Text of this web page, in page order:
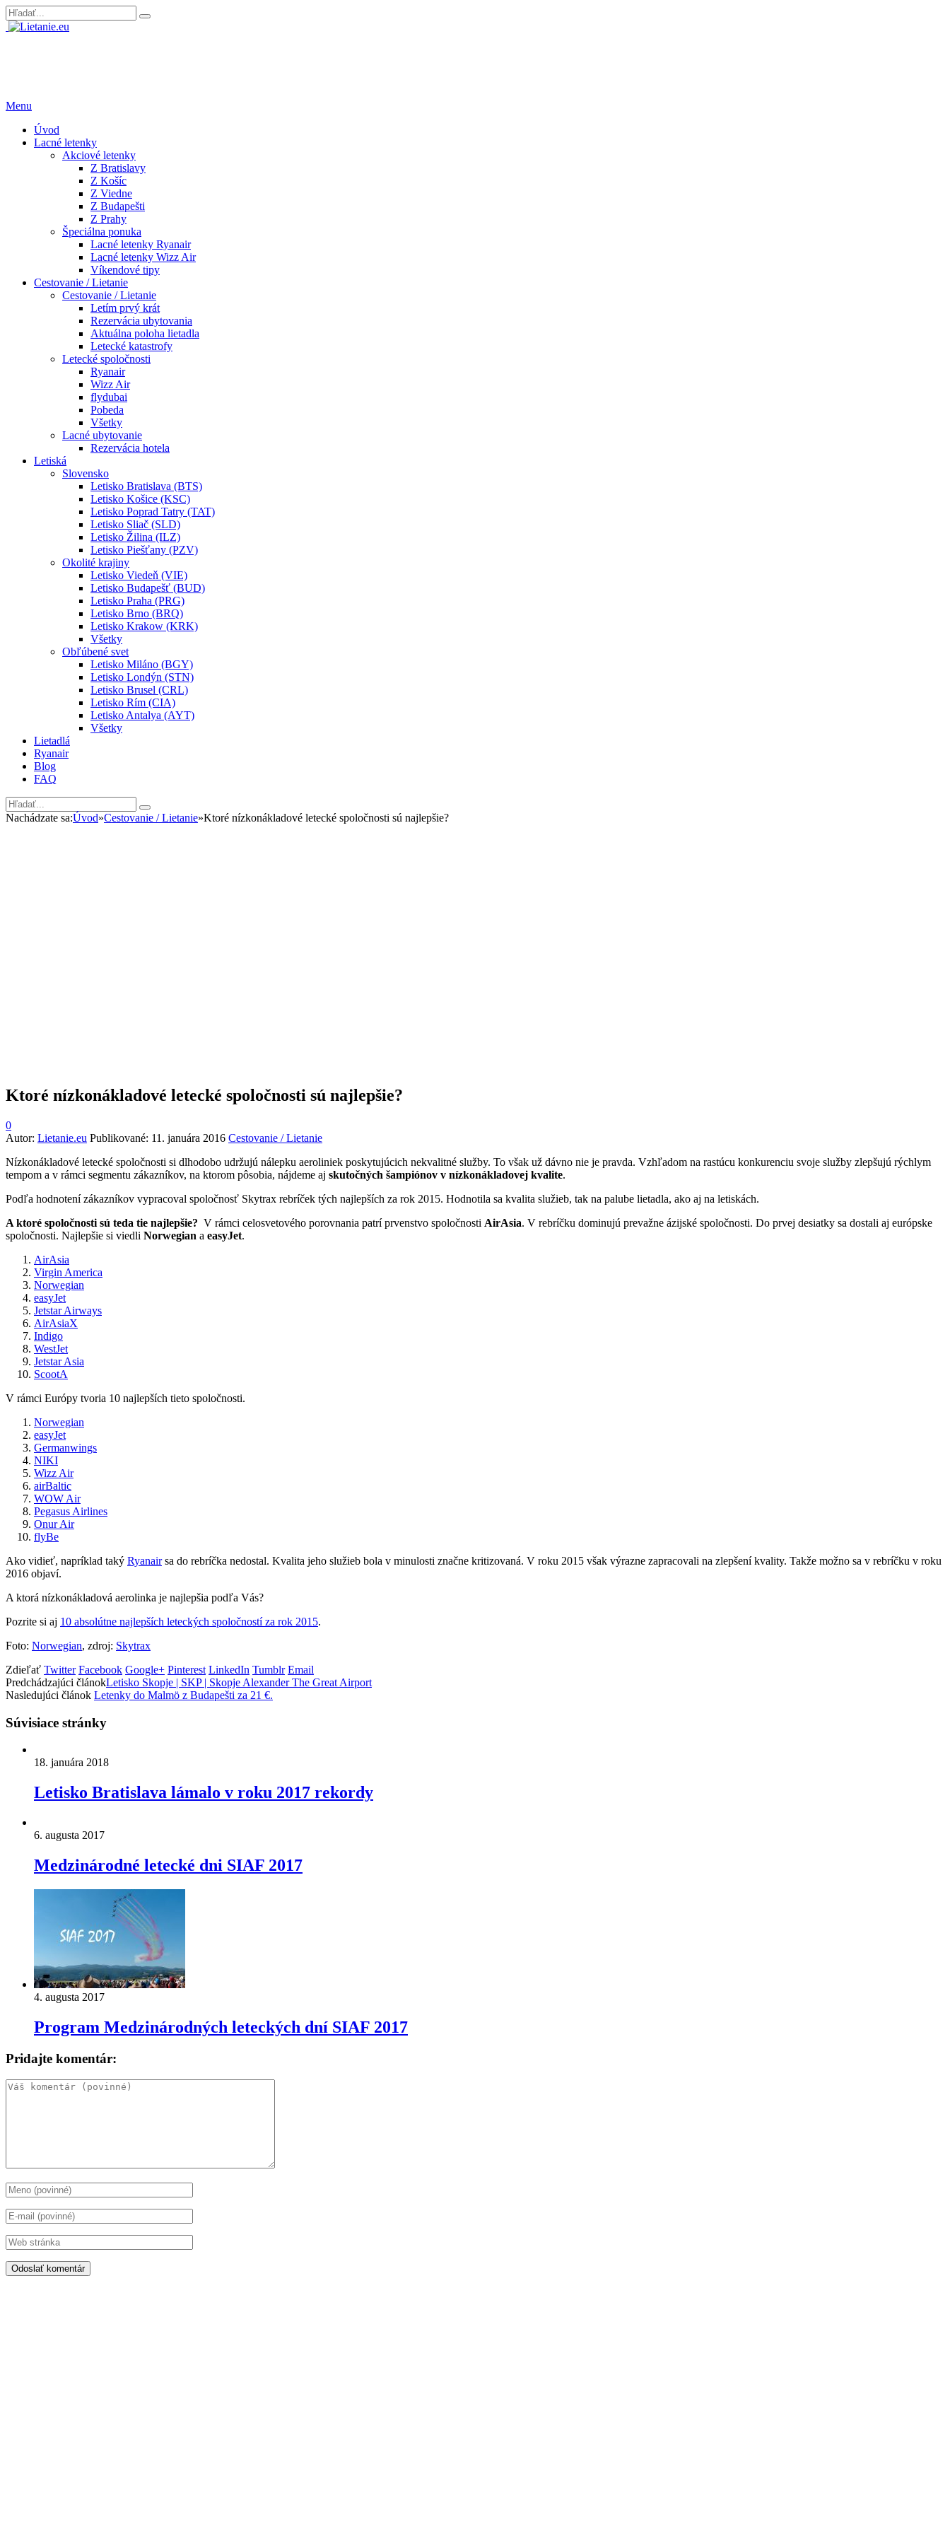
Menu
Úvod
Lacné letenky
Akciové letenky
Z Bratislavy
Z Košíc
Z Viedne
Z Budapešti
Z Prahy
Špeciálna ponuka
Lacné letenky Ryanair
Lacné letenky Wizz Air
Víkendové tipy
Cestovanie / Lietanie
Cestovanie / Lietanie
Letím prvý krát
Rezervácia ubytovania
Aktuálna poloha lietadla
Letecké katastrofy
Letecké spoločnosti
Ryanair
Wizz Air
flydubai
Pobeda
Všetky
Lacné ubytovanie
Rezervácia hotela
Letiská
Slovensko
Letisko Bratislava (BTS)
Letisko Košice (KSC)
Letisko Poprad Tatry (TAT)
Letisko Sliač (SLD)
Letisko Žilina (ILZ)
Letisko Piešťany (PZV)
Okolité krajiny
Letisko Viedeň (VIE)
Letisko Budapešť (BUD)
Letisko Praha (PRG)
Letisko Brno (BRQ)
Letisko Krakow (KRK)
Všetky
Obľúbené svet
Letisko Miláno (BGY)
Letisko Londýn (STN)
Letisko Brusel (CRL)
Letisko Rím (CIA)
Letisko Antalya (AYT)
Všetky
Lietadlá
Ryanair
Blog
FAQ
Nachádzate sa:Úvod»Cestovanie / Lietanie»Ktoré nízkonákladové letecké spoločnosti sú najlepšie?
Ktoré nízkonákladové letecké spoločnosti sú najlepšie?
0
Autor: Lietanie.eu Publikované: 11. januára 2016 Cestovanie / Lietanie
Nízkonákladové letecké spoločnosti si dlhodobo udržujú nálepku aeroliniek poskytujúcich nekvalitné služby. To však už dávno nie je pravda. Vzhľadom na rastúcu konkurenciu svoje služby zlepšujú rýchlym
tempom a v rámci segmentu zákazníkov, na ktorom pôsobia, nájdeme aj skutočných šampiónov v nízkonákladovej kvalite.
Podľa hodnotení zákazníkov vypracoval spoločnosť Skytrax rebríček tých najlepších za rok 2015. Hodnotila sa kvalita služieb, tak na palube lietadla, ako aj na letiskách.
A ktoré spoločnosti sú teda tie najlepšie? V rámci celosvetového porovnania patrí prvenstvo spoločnosti AirAsia. V rebríčku dominujú prevažne ázijské spoločnosti. Do prvej desiatky sa dostali aj európske
spoločnosti. Najlepšie si viedli Norwegian a easyJet.
AirAsia
Virgin America
Norwegian
easyJet
Jetstar Airways
AirAsiaX
Indigo
WestJet
Jetstar Asia
ScootA
V rámci Európy tvoria 10 najlepších tieto spoločnosti.
Norwegian
easyJet
Germanwings
NIKI
Wizz Air
airBaltic
WOW Air
Pegasus Airlines
Onur Air
flyBe
Ako vidieť, napríklad taký Ryanairsa do rebríčka nedostal. Kvalita jeho služieb bola v minulosti značne kritizovaná. V roku 2015 však výrazne zapracovali na zlepšení kvality. Takže možno sa v rebríčku v roku
2016 objaví.
A ktorá nízkonákladová aerolinka je najlepšia podľa Vás?
Pozrite si aj 10 absolútne najlepších leteckých spoločností za rok 2015.
Foto: Norwegian, zdroj: Skytrax
Zdieľať Twitter Facebook Google+ Pinterest LinkedIn Tumblr Email
Predchádzajúci článokLetisko Skopje | SKP | Skopje Alexander The Great Airport
Nasledujúci článok Letenky do Malmö z Budapešti za 21 €.
Súvisiace stránky
18. januára 2018
Letisko Bratislava lámalo v roku 2017 rekordy
6. augusta 2017
Medzinárodné letecké dni SIAF 2017
4. augusta 2017
Program Medzinárodných leteckých dní SIAF 2017
Pridajte komentár: